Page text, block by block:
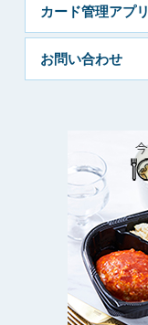
カード管理アプリ
お問い合わせ